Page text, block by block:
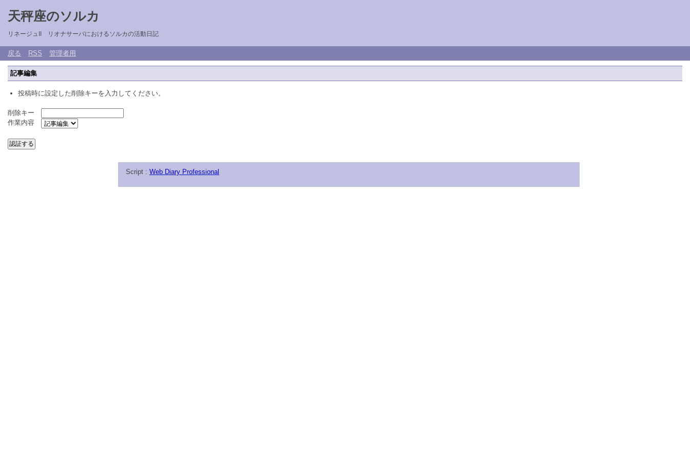
天秤座のソルカ
リネージュII リオナサーバにおけるソルカの活動日記
戻る RSS 管理者用
記事編集
投稿時に設定した削除キーを入力してください。
削除キー
作業内容
Script : Web Diary Professional